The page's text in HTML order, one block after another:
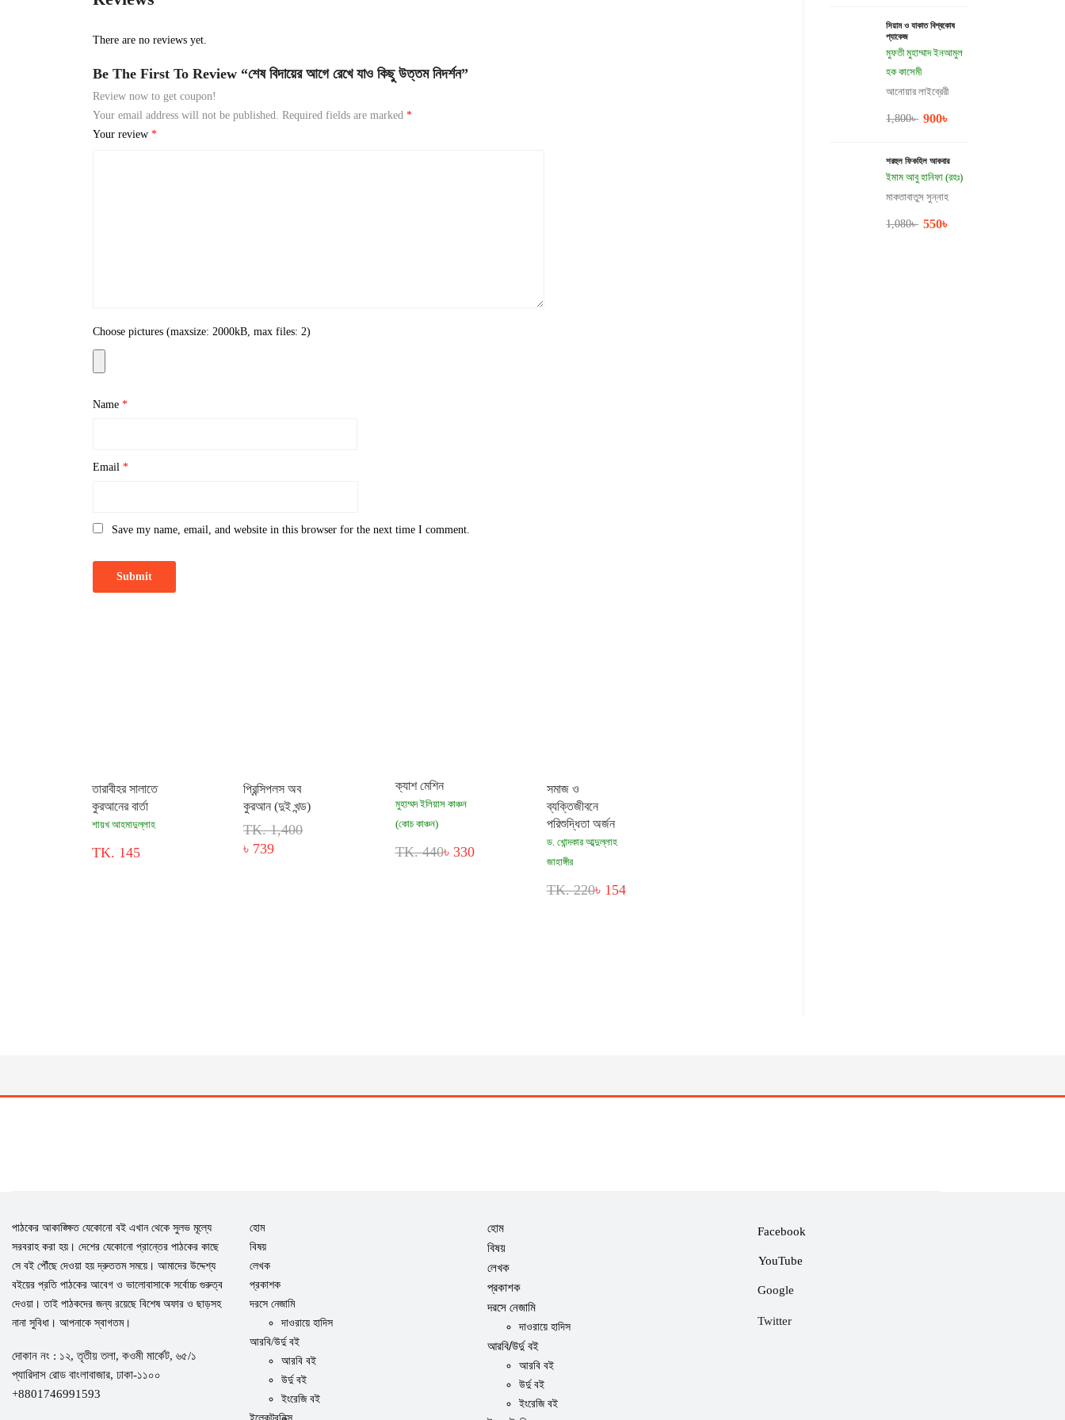
সিয়াম ও যাকাত বিশ্বকোষ
প্যাকেজ
মুফতী মুহাম্মাদ ইনআমুল
হক কাসেমী
আনোয়ার লাইব্রেরী
1,800৳ 900৳
শরহুল ফিকহিল আকবার
ইমাম আবু হানিফা (রহঃ)
মাকতাবাতুস সুন্নাহ
1,080৳ 550৳
There are no reviews yet.
Be The First To Review “শেষ বিদায়ের আগে রেখে যাও কিছু উত্তম নিদর্শন”
Review now to get coupon!
Your email address will not be published.
Required fields are marked*
Your review*
Choose pictures (maxsize: 2000kB, max files: 2)
Name*
Email*
Save my name, email, and website in this browser for the next time I comment.
তারাবীহর সালাতে
কুরআনের বার্তা
শায়খ আহমাদুল্লাহ
TK. 145
প্রিন্সিপলস অব
কুরআন (দুই খন্ড)
TK. 1,400
৳ 739
ক্যাশ মেশিন
মুহাম্মদ ইলিয়াস কাঞ্চন
(কোচ কাঞ্চন)
TK. 440৳ 330
সমাজ ও
ব্যক্তিজীবনে
পরিশুদ্ধিতা অর্জন
ড. খোন্দকার আব্দুল্লাহ
জাহাঙ্গীর
TK. 220৳ 154
পাঠকের আকাঙ্ক্ষিত যেকোনো বই এখান থেকে সুলভ মূল্যে
সরবরাহ করা হয়। দেশের যেকোনো প্রান্তের পাঠকের কাছে
সে বই পৌঁছে দেওয়া হয় দ্রুততম সময়ে। আমাদের উদ্দেশ্য
বইয়ের প্রতি পাঠকের আবেগ ও ভালোবাসাকে সর্বোচ্চ গুরুত্ব
দেওয়া। তাই পাঠকদের জন্য রয়েছে বিশেষ অফার ও ছাড়সহ
নানা সুবিধা। আপনাকে স্বাগতম।
দোকান নং : ১২, তৃতীয় তলা, কওমী মার্কেট, ৬৫/১
প্যারিদাস রোড বাংলাবাজার, ঢাকা-১১০০
+8801746991593
হোম
বিষয়
লেখক
প্রকাশক
দরসে নেজামি
দাওরায়ে হাদিস
আরবি/উর্দু বই
আরবি বই
উর্দু বই
ইংরেজি বই
হোম
বিষয়
লেখক
প্রকাশক
দরসে নেজামি
দাওরায়ে হাদিস
আরবি/উর্দু বই
আরবি বই
উর্দু বই
ইংরেজি বই
Facebook
YouTube
Google
Twitter